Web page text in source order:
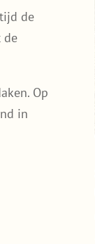
de
de
Op
in